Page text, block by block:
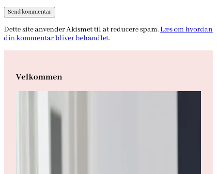
Dette site anvender Akismet til at reducere spam.Læs om hvordan
din kommentar bliver behandlet.
Velkommen